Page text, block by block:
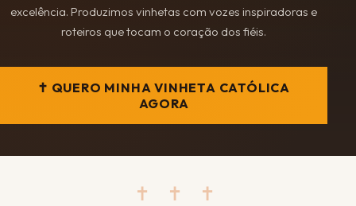
excelência. Produzimos vinhetas com vozes inspiradoras e
roteiros que tocam o coração dos fiéis.
✝ QUERO MINHA VINHETA CATÓLICA
AGORA
✝ ✝ ✝